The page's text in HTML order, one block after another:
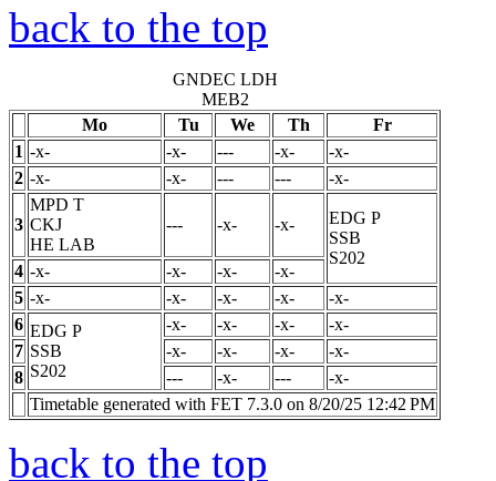
back to the top
GNDEC LDH
MEB2
Mo
Tu We Th
Fr
1 -x- -x- --- -x-
-x-
2 -x- -x- --- --- -x-
3
MPD T
CKJ
HE LAB
--- -x- -x- EDG P
SSB
S202
4 -x- -x- -x-
-x-
5 -x- -x- -x- -x-
-x-
6 EDG P
SSB
S202
-x- -x- -x-
-x-
7
-x- -x- -x-
-x-
8
--- -x- ---
-x-
Timetable generated with FET 7.3.0 on 8/20/25 12:42 PM
back to the top